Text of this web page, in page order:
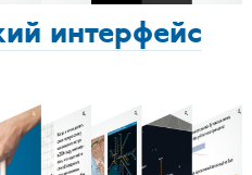
интерфейс